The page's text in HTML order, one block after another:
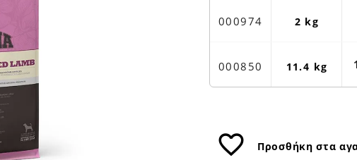
000974 2 kg
000850 11.4 kg
favorite_border Προσθήκη στα